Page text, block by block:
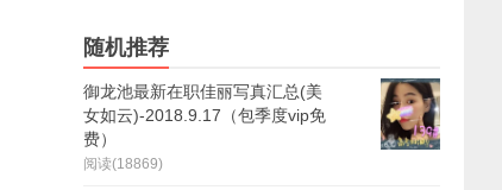
随机推荐
御龙池最新在职佳丽写真汇总(美
女如云)-2018.9.17（包季度vip免
费）
阅读(18869)